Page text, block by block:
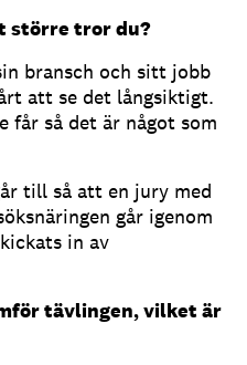
större tror du?
bransch och sitt jobb
att se det långsiktigt.
får så det är något som
till så att en jury med
går igenom
in av
tävlingen, vilket är